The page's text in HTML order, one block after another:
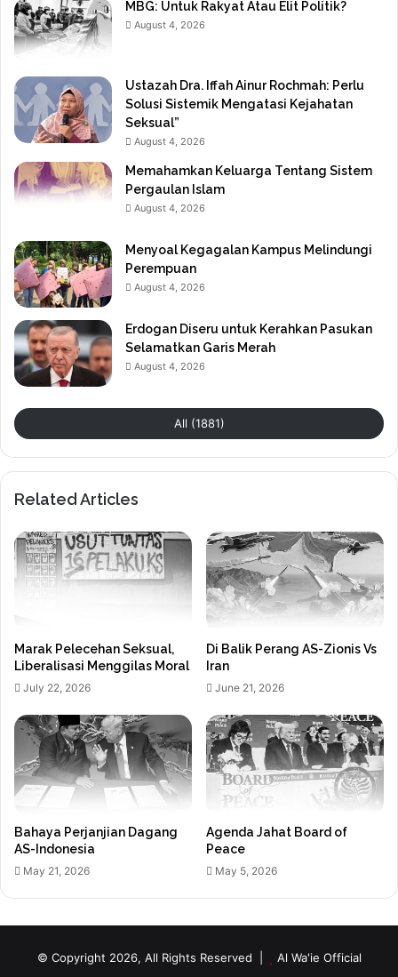
MBG: Untuk Rakyat Atau Elit Politik?
August 4, 2026
Ustazah Dra. Iffah Ainur Rochmah: Perlu
Solusi Sistemik Mengatasi Kejahatan
Seksual”
August 4, 2026
Memahamkan Keluarga Tentang Sistem
Pergaulan Islam
August 4, 2026
Menyoal Kegagalan Kampus Melindungi
Perempuan
August 4, 2026
Erdogan Diseru untuk Kerahkan Pasukan
Selamatkan Garis Merah
August 4, 2026
All (1881)
Related Articles
Marak Pelecehan Seksual,
Liberalisasi Menggilas Moral
July 22, 2026
Di Balik Perang AS-Zionis Vs
Iran
June 21, 2026
Bahaya Perjanjian Dagang
AS-Indonesia
May 21, 2026
Agenda Jahat Board of
Peace
May 5, 2026
© Copyright 2026, All Rights Reserved | Al Wa'ie Official